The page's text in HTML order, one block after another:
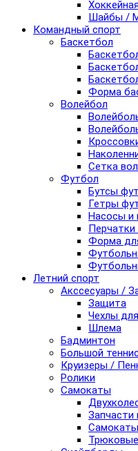
Шайбы /
Командный спорт
Баскетбол
Форма
Волейбол
Сетка
Футбол
Бутсы
Гетры
Насосы и
Форма
Летний спорт
Акссесуары /
Защита
Чехлы
Шлема
Бадминтон
Большой теннис
Круизеры /
Ролики
Самокаты
Запчасти